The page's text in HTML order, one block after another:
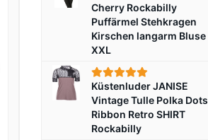
Cherry Rockabilly
Puffärmel Stehkragen
Kirschen langarm Bluse
XXL
Küstenluder JANISE
Vintage Tulle Polka Dots
Ribbon Retro SHIRT
Rockabilly